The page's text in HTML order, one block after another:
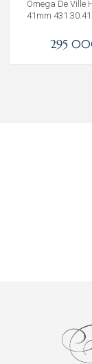
Omega De Ville
41mm
295